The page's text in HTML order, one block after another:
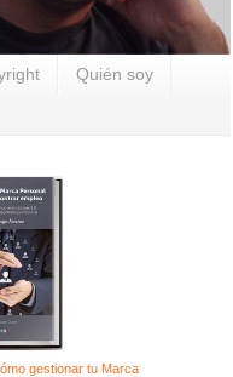
Quién soy
gestionar tu Marca